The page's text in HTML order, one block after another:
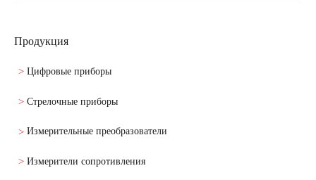
Продукция
Цифровые приборы
Стрелочные приборы
Измерительные преобразователи
Измерители сопротивления